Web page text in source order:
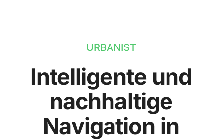
URBANIST
Intelligente und
nachhaltige
Navigation in